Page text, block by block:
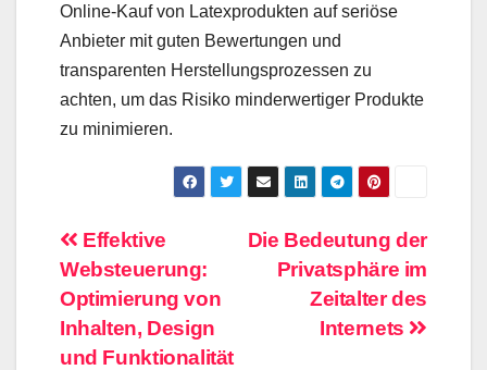
Online-Kauf von Latexprodukten auf seriöse
Anbieter mit guten Bewertungen und
transparenten Herstellungsprozessen zu
achten, um das Risiko minderwertiger Produkte
zu minimieren.
Beitragsnavigation
Die Bedeutung der
Privatsphäre im
Zeitalter des
Internets
Effektive
Websteuerung:
Optimierung von
Inhalten, Design
und Funktionalität